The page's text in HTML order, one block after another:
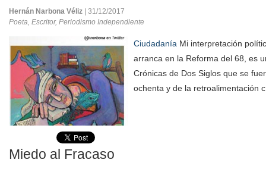
Hernán Narbona Véliz
| 31/12/2017
Poeta, Escritor, Periodismo Independiente
Ciudadanía Mi interpretación
arranca en la Reforma del 68, es
Crónicas de Dos Siglos que se
ochenta y de la retroalimentación
Miedo al Fracaso